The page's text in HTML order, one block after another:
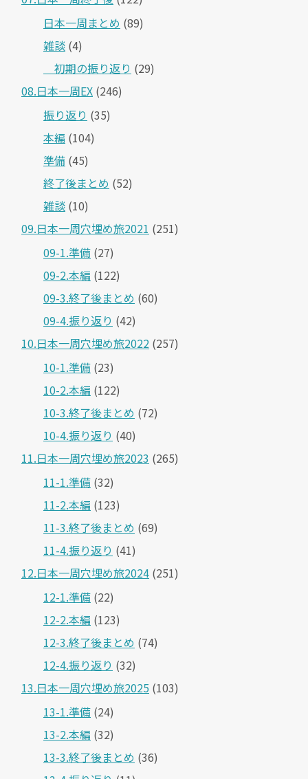
日本一周まとめ (89)
雑談 (4)
＿初期の振り返り (29)
08.日本一周EX (246)
振り返り (35)
本編 (104)
準備 (45)
終了後まとめ (52)
雑談 (10)
09.日本一周穴埋め旅2021 (251)
09-1.準備 (27)
09-2.本編 (122)
09-3.終了後まとめ (60)
09-4.振り返り (42)
10.日本一周穴埋め旅2022 (257)
10-1.準備 (23)
10-2.本編 (122)
10-3.終了後まとめ (72)
10-4.振り返り (40)
11.日本一周穴埋め旅2023 (265)
11-1.準備 (32)
11-2.本編 (123)
11-3.終了後まとめ (69)
11-4.振り返り (41)
12.日本一周穴埋め旅2024 (251)
12-1.準備 (22)
12-2.本編 (123)
12-3.終了後まとめ (74)
12-4.振り返り (32)
13.日本一周穴埋め旅2025 (103)
13-1.準備 (24)
13-2.本編 (32)
13-3.終了後まとめ (36)